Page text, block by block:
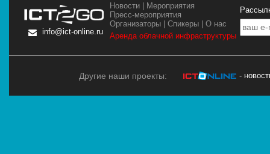
info@ict-online.ru
Новости | Мероприятия
Пресс-мероприятия
Организаторы |Спикеры |О нас
Аренда облачной инфраструктуры
Другие наши проекты: -